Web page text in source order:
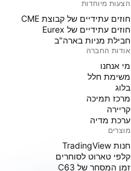
הצעות מיוחדות
חוזים עתידיים של קבוצת CME
חוזים עתידיים של Eurex
חבילת מניות בארה"ב
אודות החברה
מי אנחנו
משימת חלל
בלוג
מרכז תמיכה
קריירה
ערכת מדיה
מוצרים
חנות TradingView
קלפי טארוט לסוחרים
זמן המסחר של C63